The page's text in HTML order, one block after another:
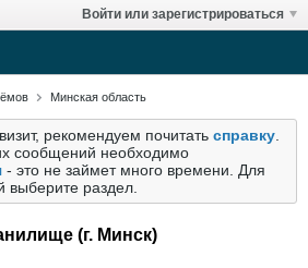
Войти или зарегистрироваться
Минская область
рекомендуем почитать справку
сообщений необходимо
- это не займет много времени. Для
раздел.
(г. Минск)